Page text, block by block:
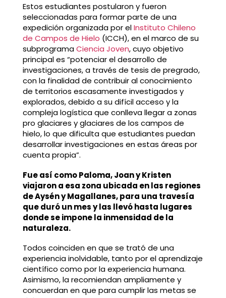
Estos estudiantes postularon y fueron
seleccionadas para formar parte de una
expedición organizada por elInstituto Chileno
de Campos de Hielo (ICCH), en el marco de su
subprogramaCiencia Joven, cuyo objetivo
principal es “potenciar el desarrollo de
investigaciones, a través de tesis de pregrado,
con la finalidad de contribuir al conocimiento
de territorios escasamente investigados y
explorados, debido a su difícil acceso y la
compleja logística que conlleva llegar a zonas
pro glaciares y glaciares de los campos de
hielo, lo que dificulta que estudiantes puedan
desarrollar investigaciones en estas áreas por
cuenta propia”.
Fue así como Paloma, Joan y Kristen
viajaron a esa zona ubicada en las regiones
de Aysén y Magallanes, para una travesía
que duró un mes y las llevó hasta lugares
donde se impone la inmensidad de la
naturaleza.
Todos coinciden en que se trató de una
experiencia inolvidable, tanto por el aprendizaje
científico como por la experiencia humana.
Asimismo, la recomiendan ampliamente y
concuerdan en que para cumplir las metas se